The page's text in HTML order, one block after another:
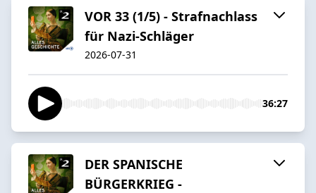
VOR 33 (1/5) - Strafnachlass
für Nazi-Schläger
2026-07-31
36:27
DER SPANISCHE
BÜRGERKRIEG -